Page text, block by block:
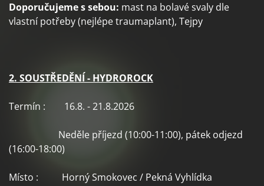
Doporučujeme s sebou: mast na bolavé svaly dle
vlastní potřeby (nejlépe traumaplant), Tejpy
2. SOUSTŘEDĚNÍ - HYDROROCK
Termín : 16.8. - 21.8.2026
Neděle příjezd (10:00-11:00), pátek odjezd
(16:00-18:00)
Místo : Horný Smokovec / Pekná Vyhlídka